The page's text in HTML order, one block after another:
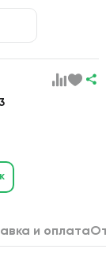
и оплата